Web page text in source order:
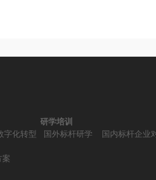
字化转型
研学培训
国外标杆研学
国内标杆企业
案